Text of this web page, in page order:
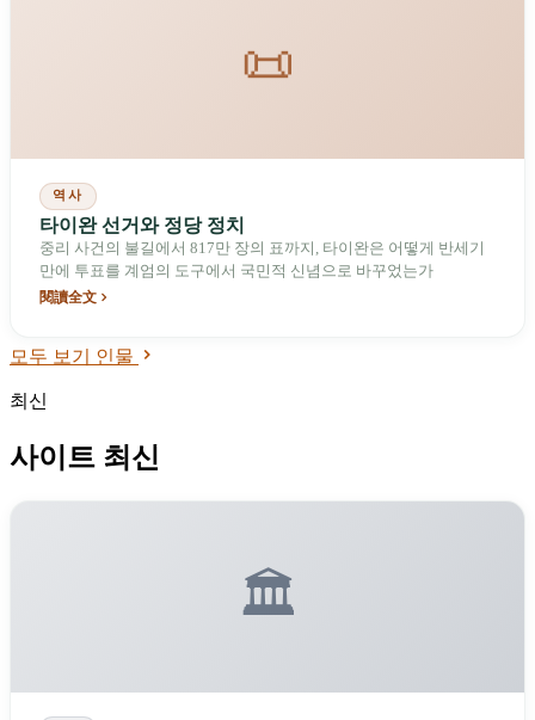
📜
역사
타이완 선거와 정당 정치
중리 사건의 불길에서 817만 장의 표까지, 타이완은 어떻게 반세기
만에 투표를 계엄의 도구에서 국민적 신념으로 바꾸었는가
閱讀全文
모두 보기 인물
최신
사이트 최신
🏛️